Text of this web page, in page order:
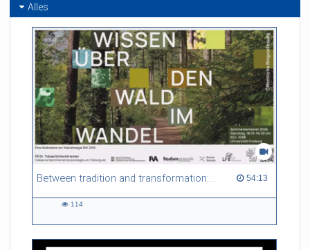
Alles
Between tradition and transformation: how owners, advisers and institutions co-create knowledge for resilient forests in Europe 54:13
54:13 duration
114